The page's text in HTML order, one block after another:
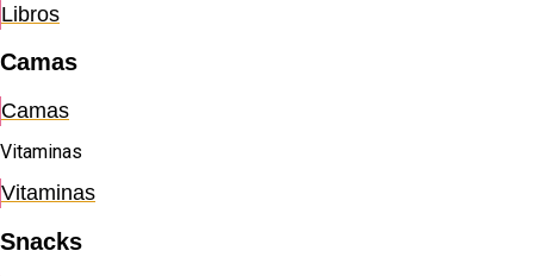
Libros
Camas
Camas
Vitaminas
Vitaminas
Snacks